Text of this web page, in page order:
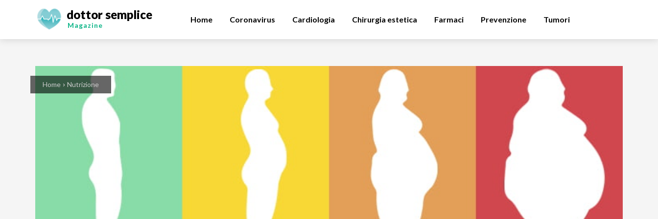
dottor semplice
Magazine
Home Coronavirus Cardiologia Chirurgia estetica Farmaci Prevenzione Tumori
Home Nutrizione